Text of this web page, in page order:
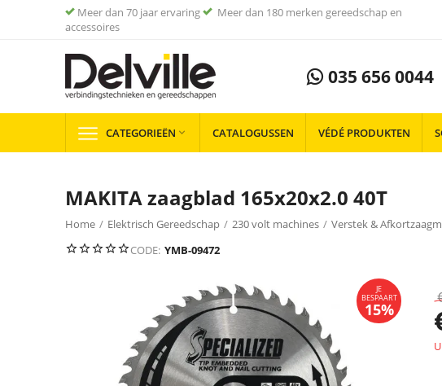
Meer dan 70 jaar ervaring
Meer dan 180 merken gereedschap en
accessoires
035 656 0044
CATEGORIEËN  CATALOGUSSEN VÉDÉ PRODUKTEN
MAKITA zaagblad 165x20x2.0 40T
Home / Elektrisch Gereedschap / 230 volt machines / Verstek &
CODE: YMB-09472